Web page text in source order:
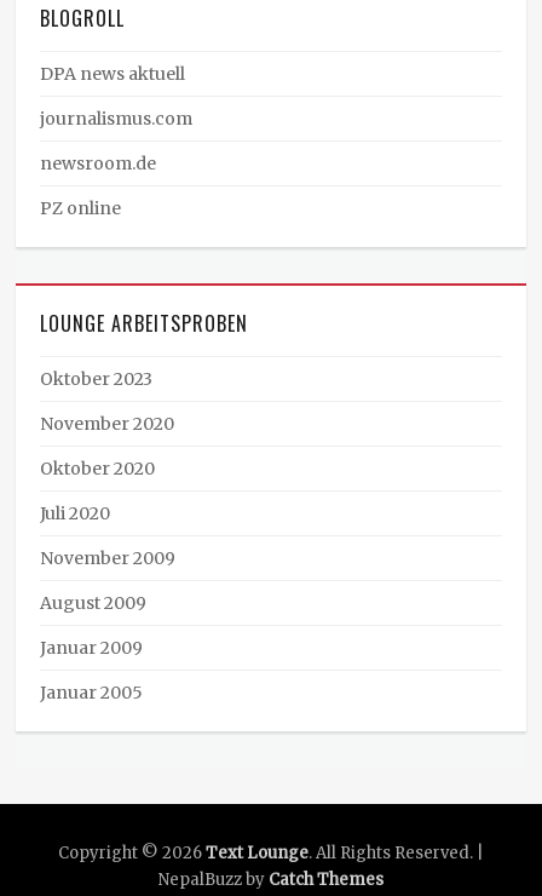
BLOGROLL
DPA news aktuell
journalismus.com
newsroom.de
PZ online
LOUNGE ARBEITSPROBEN
Oktober 2023
November 2020
Oktober 2020
Juli 2020
November 2009
August 2009
Januar 2009
Januar 2005
Copyright © 2026Text Lounge. All Rights Reserved. |
NepalBuzz by Catch Themes